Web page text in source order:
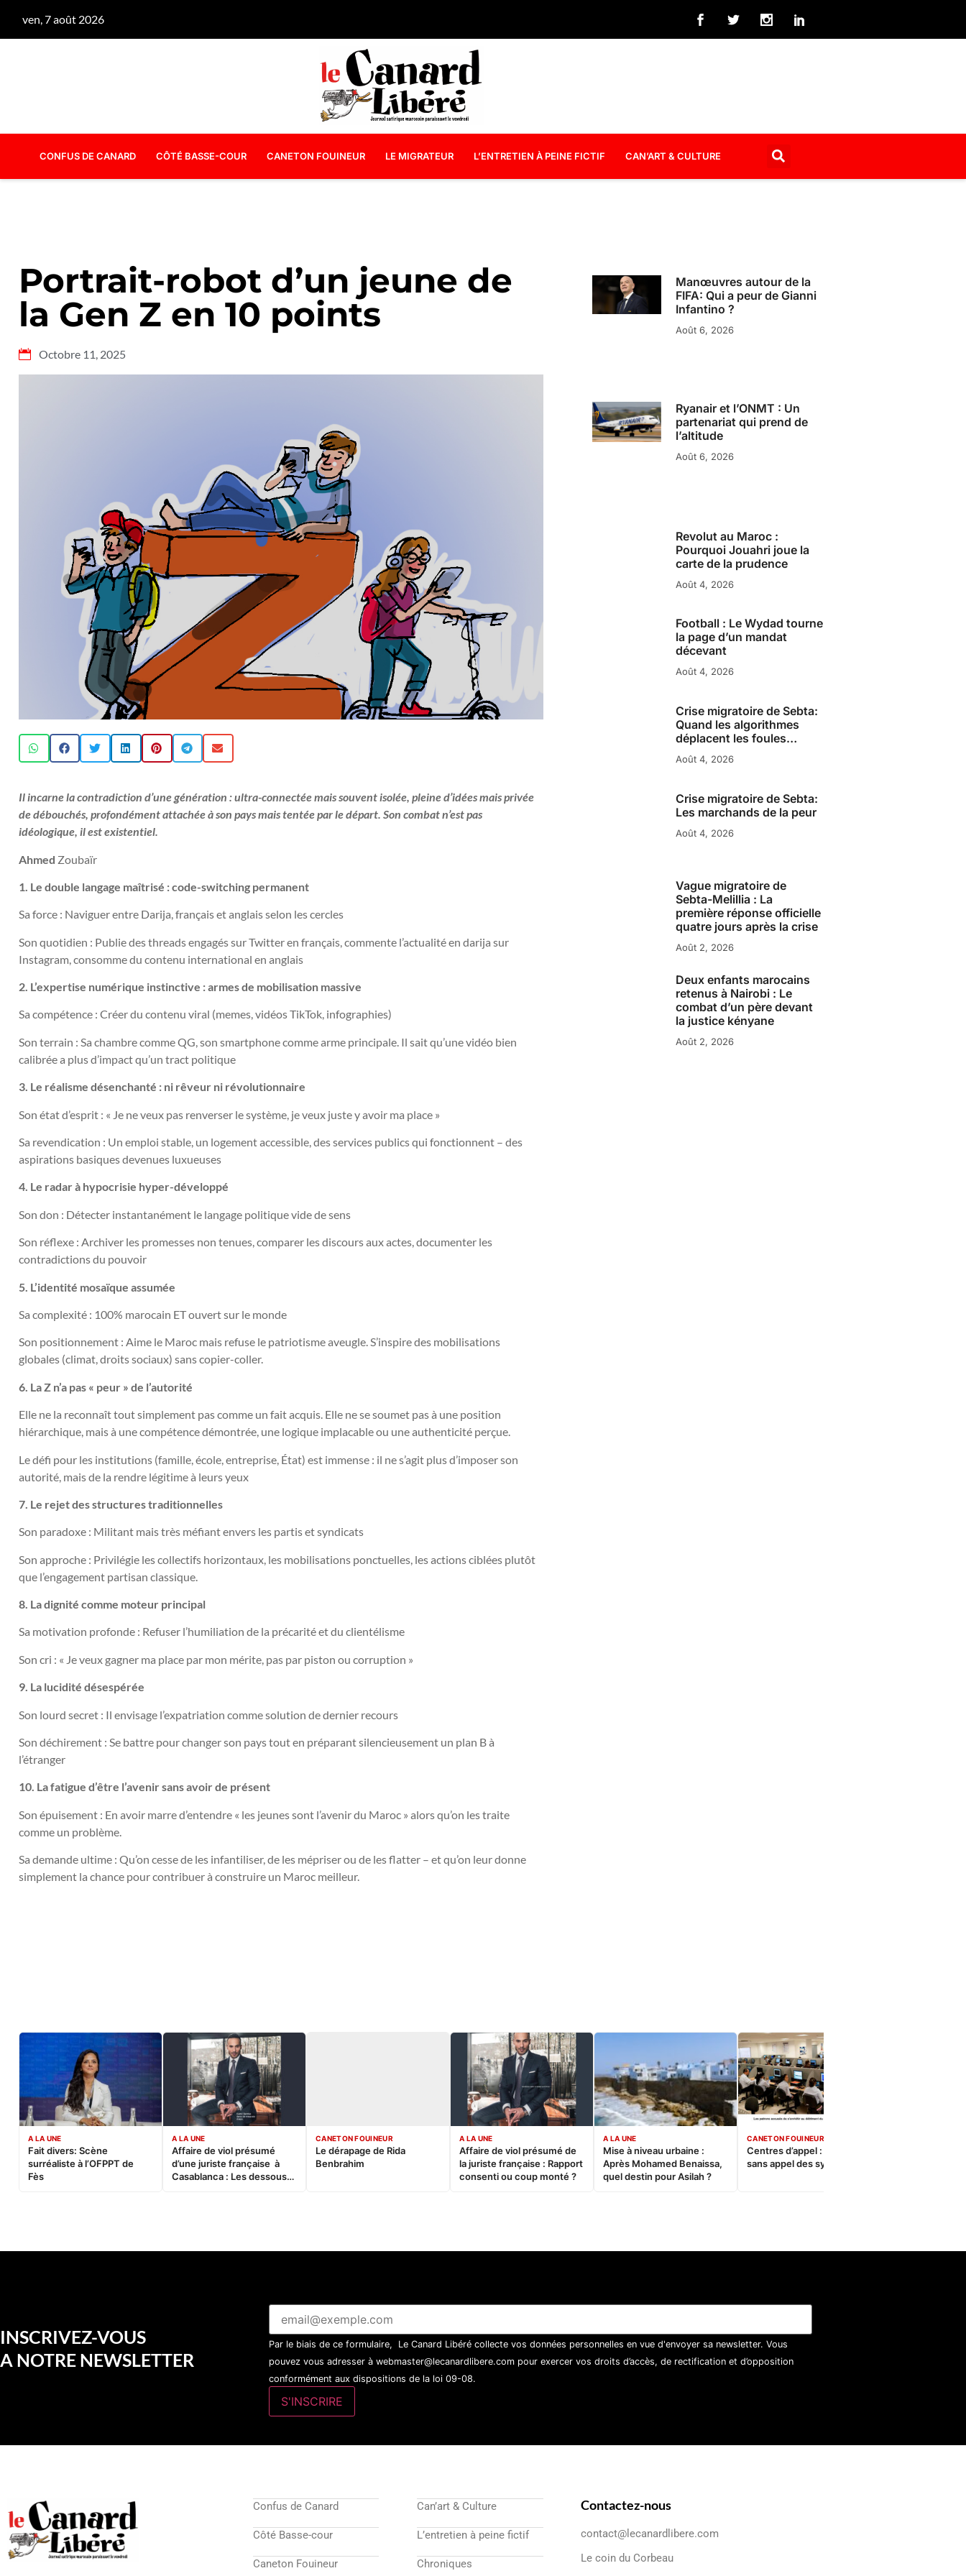
ven, 7 août 2026
CONFUS DE CANARD CÔTÉ BASSE-COUR CANETON FOUINEUR LE MIGRATEUR L’ENTRETIEN À PEINE FICTIF CAN’ART & CULTURE
Portrait-robot d’un jeune de
la Gen Z en 10 points
Octobre 11, 2025
Il incarne la contradiction d’une génération : ultra-connectée mais souvent isolée, pleine d’idées mais privée
de débouchés, profondément attachée à son pays mais tentée par le départ. Son combat n’est pas
idéologique, il est existentiel.
Ahmed Zoubaïr
1. Le double langage maîtrisé : code-switching permanent
Sa force : Naviguer entre Darija, français et anglais selon les cercles
Son quotidien : Publie des threads engagés sur Twitter en français, commente l’actualité en darija sur
Instagram, consomme du contenu international en anglais
2. L’expertise numérique instinctive : armes de mobilisation massive
Sa compétence : Créer du contenu viral (memes, vidéos TikTok, infographies)
Son terrain : Sa chambre comme QG, son smartphone comme arme principale. Il sait qu’une vidéo bien
calibrée a plus d’impact qu’un tract politique
3. Le réalisme désenchanté : ni rêveur ni révolutionnaire
Son état d’esprit : « Je ne veux pas renverser le système, je veux juste y avoir ma place »
Sa revendication : Un emploi stable, un logement accessible, des services publics qui fonctionnent – des
aspirations basiques devenues luxueuses
4. Le radar à hypocrisie hyper-développé
Son don : Détecter instantanément le langage politique vide de sens
Son réflexe : Archiver les promesses non tenues, comparer les discours aux actes, documenter les
contradictions du pouvoir
5. L’identité mosaïque assumée
Sa complexité : 100% marocain ET ouvert sur le monde
Son positionnement : Aime le Maroc mais refuse le patriotisme aveugle. S’inspire des mobilisations
globales (climat, droits sociaux) sans copier-coller.
6. La Z n’a pas « peur » de l’autorité
Elle ne la reconnaît tout simplement pas comme un fait acquis. Elle ne se soumet pas à une position
hiérarchique, mais à une compétence démontrée, une logique implacable ou une authenticité perçue.
Le défi pour les institutions (famille, école, entreprise, État) est immense : il ne s’agit plus d’imposer son
autorité, mais de la rendre légitime à leurs yeux
7. Le rejet des structures traditionnelles
Son paradoxe : Militant mais très méfiant envers les partis et syndicats
Son approche : Privilégie les collectifs horizontaux, les mobilisations ponctuelles, les actions ciblées plutôt
que l’engagement partisan classique.
8. La dignité comme moteur principal
Sa motivation profonde : Refuser l’humiliation de la précarité et du clientélisme
Son cri : « Je veux gagner ma place par mon mérite, pas par piston ou corruption »
9. La lucidité désespérée
Son lourd secret : Il envisage l’expatriation comme solution de dernier recours
Son déchirement : Se battre pour changer son pays tout en préparant silencieusement un plan B à
l’étranger
10. La fatigue d’être l’avenir sans avoir de présent
Son épuisement : En avoir marre d’entendre « les jeunes sont l’avenir du Maroc » alors qu’on les traite
comme un problème.
Sa demande ultime : Qu’on cesse de les infantiliser, de les mépriser ou de les flatter – et qu’on leur donne
simplement la chance pour contribuer à construire un Maroc meilleur.
Manœuvres autour de la
FIFA: Qui a peur de Gianni
Infantino ?
Août 6, 2026
Ryanair et l’ONMT : Un
partenariat qui prend de
l’altitude
Août 6, 2026
Revolut au Maroc :
Pourquoi Jouahri joue la
carte de la prudence
Août 4, 2026
Football : Le Wydad tourne
la page d’un mandat
décevant
Août 4, 2026
Crise migratoire de Sebta:
Quand les algorithmes
déplacent les foules…
Août 4, 2026
Crise migratoire de Sebta:
Les marchands de la peur
Août 4, 2026
Vague migratoire de
Sebta-Melillia : La
première réponse officielle
quatre jours après la crise
Août 2, 2026
Deux enfants marocains
retenus à Nairobi : Le
combat d’un père devant
la justice kényane
Août 2, 2026
A LA UNE
Fait divers: Scène
surréaliste à l’OFPPT de
Fès
A LA UNE
Affaire de viol présumé
d’une juriste française à
Casablanca : Les dessous
CANETON FOUINEUR
Le dérapage de Rida
Benbrahim
A LA UNE
Affaire de viol présumé de
la juriste française : Rapport
consenti ou coup monté ?
A LA UNE
Mise à niveau urbaine :
Après Mohamed Benaissa,
quel destin pour Asilah ?
CANETON FOUINEUR
Centres d’appel : Le constat
sans appel des syndicats
INSCRIVEZ-VOUS
A NOTRE NEWSLETTER
Par le biais de ce formulaire, Le Canard Libéré collecte vos données personnelles en vue d'envoyer sa newsletter. Vous
pouvez vous adresser à webmaster@lecanardlibere.com pour exercer vos droits d’accès, de rectification et d’opposition
conformément aux dispositions de la loi 09-08.
Confus de Canard
Côté Basse-cour
Caneton Fouineur
Can’art & Culture
L’entretien à peine fictif
Chroniques
Contactez-nous
contact@lecanardlibere.com
Le coin du Corbeau